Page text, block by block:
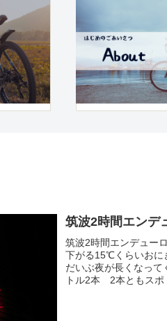
筑波2時間エンデ
筑波2時間エンデュー
下がる15℃くらいおに
だいぶ夜が長くなっ
トル2本 2本ともスポ